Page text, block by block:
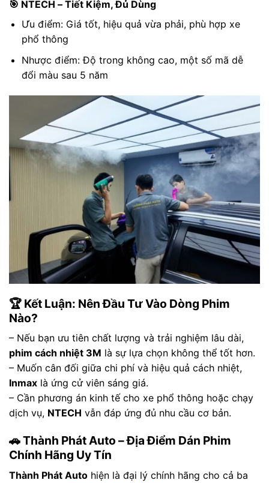
🎯 NTECH – Tiết Kiệm, Đủ Dùng
Ưu điểm: Giá tốt, hiệu quả vừa phải, phù hợp xe
phổ thông
Nhược điểm: Độ trong không cao, một số mã dễ
đổi màu sau 5 năm
🏆 Kết Luận: Nên Đầu Tư Vào Dòng Phim
Nào?
– Nếu bạn ưu tiên chất lượng và trải nghiệm lâu dài,
phim cách nhiệt 3M là sự lựa chọn không thể tốt hơn.
– Muốn cân đối giữa chi phí và hiệu quả cách nhiệt,
Inmax là ứng cử viên sáng giá.
– Cần phương án kinh tế cho xe phổ thông hoặc chạy
dịch vụ, NTECH vẫn đáp ứng đủ nhu cầu cơ bản.
🚗 Thành Phát Auto – Địa Điểm Dán Phim
Chính Hãng Uy Tín
Thành Phát Auto hiện là đại lý chính hãng cho cả ba